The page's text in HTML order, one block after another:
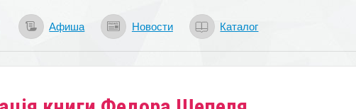
Афиша Новости Каталог